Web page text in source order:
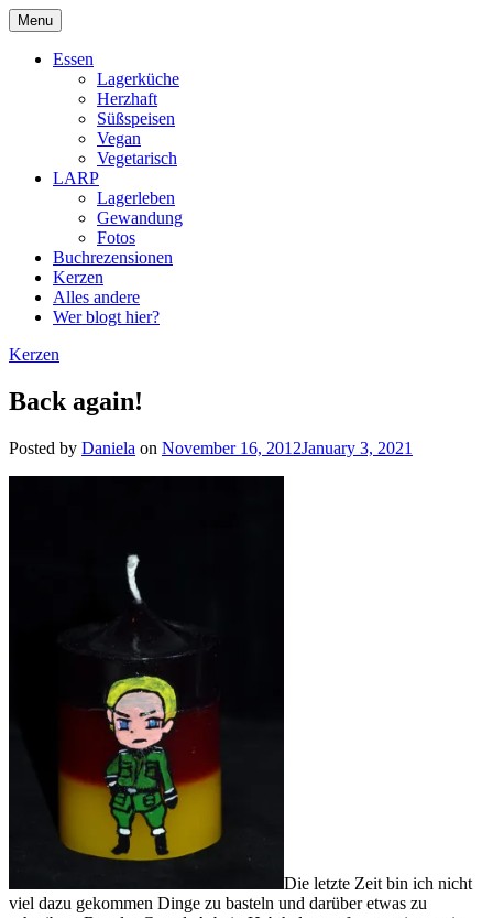
Skip
to
content
DragonDanielas Hobbyblog
Menu
Essen
Lagerküche
Herzhaft
Süßspeisen
Vegan
Vegetarisch
LARP
Lagerleben
Gewandung
Fotos
Buchrezensionen
Kerzen
Alles andere
Wer blogt hier?
Kerzen
Back again!
Posted by Daniela on November 16, 2012January 3, 2021
Die letzte Zeit bin ich nicht
viel dazu gekommen Dinge zu basteln und darüber etwas zu